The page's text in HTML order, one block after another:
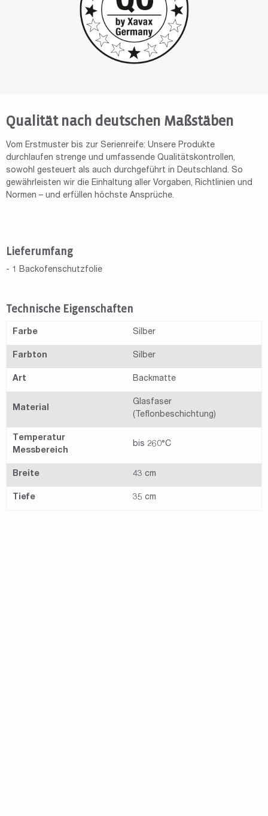
Qualität nach deutschen Maßstäben
Vom Erstmuster bis zur Serienreife: Unsere Produkte
durchlaufen strenge und umfassende Qualitätskontrollen,
sowohl gesteuert als auch durchgeführt in Deutschland. So
gewährleisten wir die Einhaltung aller Vorgaben, Richtlinien und
Normen – und erfüllen höchste Ansprüche.
Lieferumfang
- 1 Backofenschutzfolie
Technische Eigenschaften
Farbe Silber
Farbton Silber
Art Backmatte
Material
Glasfaser
(Teflonbeschichtung)
Temperatur
Messbereich
bis 260°C
Breite 43 cm
Tiefe 35 cm